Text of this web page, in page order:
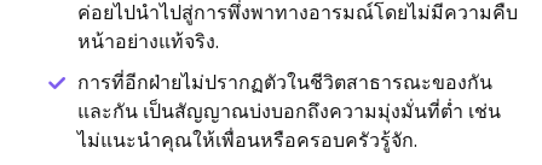
ค่อยไปนำไปสู่การพึ่งพาทางอารมณ์โดยไม่มีความคืบ
หน้าอย่างแท้จริง.
การที่อีกฝ่ายไม่ปรากฏตัวในชีวิตสาธารณะของกัน
และกัน เป็นสัญญาณบ่งบอกถึงความมุ่งมั่นที่ต่ำ เช่น
ไม่แนะนำคุณให้เพื่อนหรือครอบครัวรู้จัก.